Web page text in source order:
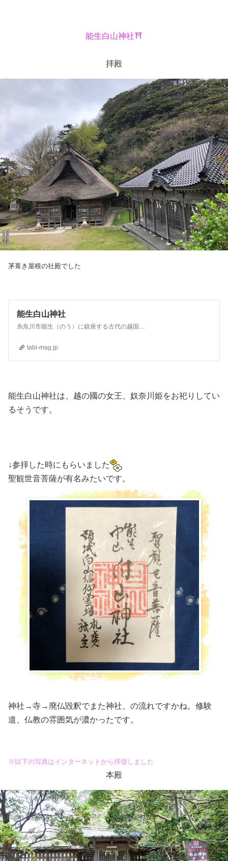
能生白山神社⛩
拝殿
茅葺き屋根の社殿でした
能生白山神社
糸魚川市能生（のう）に鎮座する古代の越国（こしのくに＝現在の北越地方）の女王・奴奈川姫（沼河比売＝ぬなかわひめ）を祀る古社が能生白山神社（正式名は白山神社）。社伝では創建は神代に逆上り、白山開山の泰澄が、奈良時代に仏像を安置して白山権現となったのだとか。
tabi-mag.jp
能生白山神社は、越の國の女王、奴奈川姫をお祀りしてい
るそうです。
↓参拝した時にもらいました
聖観世音菩薩が有名みたいです。
神社→寺→廃仏毀釈でまた神社、の流れですかね。修験
道、仏教の雰囲気が濃かったです。
※以下の写真はインターネットから拝借しました
本殿